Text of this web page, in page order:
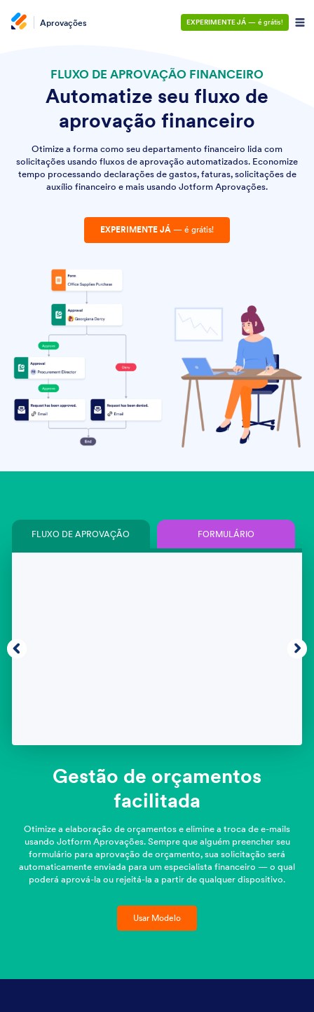
Aprovações EXPERIMENTE JÁ — é grátis!
FLUXO DE APROVAÇÃO FINANCEIRO
Automatize seu fluxo de
aprovação financeiro
Otimize a forma como seu departamento financeiro lida com
solicitações usando fluxos de aprovação automatizados. Economize
tempo processando declarações de gastos, faturas, solicitações de
auxílio financeiro e mais usando Jotform Aprovações.
EXPERIMENTE JÁ — é grátis!
FLUXO DE APROVAÇÃO FORMULÁRIO
Gestão de orçamentos
facilitada
Otimize a elaboração de orçamentos e elimine a troca de e-mails
usando Jotform Aprovações. Sempre que alguém preencher seu
formulário para aprovação de orçamento, sua solicitação será
automaticamente enviada para um especialista financeiro — o qual
poderá aprová-la ou rejeitá-la a partir de qualquer dispositivo.
Usar Modelo